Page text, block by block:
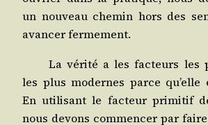
un nou­veau che­min hors des
avan­cer fermement.
La véri­té a les fac­teurs les
les plus modernes parce qu’elle
En uti­li­sant le fac­teur pri­mi­tif
nous devons com­men­cer par